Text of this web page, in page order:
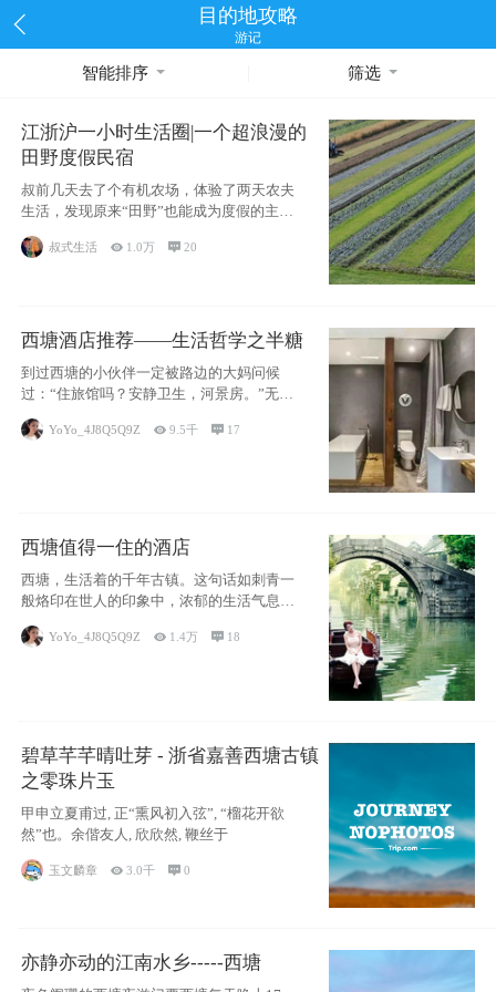
目的地攻略
游记
智能排序 筛选
江浙沪一小时生活圈|一个超浪漫的
田野度假民宿
叔前几天去了个有机农场，体验了两天农夫
生活，发现原来“田野”也能成为度假的主旋
律。江
叔式生活  1.0万 20
西塘酒店推荐——生活哲学之半糖
到过西塘的小伙伴一定被路边的大妈问候
过：“住旅馆吗？安静卫生，河景房。”无意
YoYo_4J8Q5Q9Z 9.5千  17
西塘值得一住的酒店
西塘，生活着的千年古镇。这句话如刺青一
般烙印在世人的印象中，浓郁的生活气息，
小桥流水
YoYo_4J8Q5Q9Z  1.4万  18
碧草芊芊晴吐芽 - 浙省嘉善西塘古镇
之零珠片玉
甲申立夏甫过, 正“熏风初入弦”, “榴花开欲
然”也。余偕友人, 欣欣然, 鞭丝于
玉文麟章  3.0千 0
亦静亦动的江南水乡-----西塘